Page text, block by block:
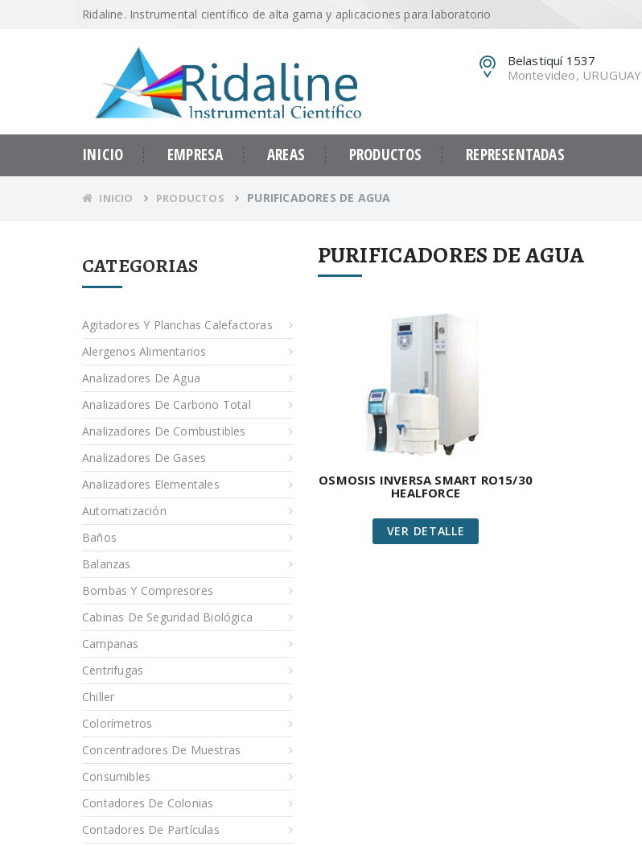
Ridaline. Instrumental científico de alta gama y aplicaciones para laboratorio
Belastiquí 1537
Montevideo, URUGUAY
INICIO EMPRESA AREAS PRODUCTOS REPRESENTADAS
INICIO PRODUCTOS PURIFICADORES DE AGUA
CATEGORIAS
Agitadores Y Planchas Calefactoras
Alergenos Alimentarios
Analizadores De Agua
Analizadores De Carbono Total
Analizadores De Combustibles
Analizadores De Gases
Analizadores Elementales
Automatización
Baños
Balanzas
Bombas Y Compresores
Cabinas De Seguridad Biológica
Campanas
Centrifugas
Chiller
Colorímetros
Concentradores De Muestras
Consumibles
Contadores De Colonias
Contadores De Partículas
PURIFICADORES DE AGUA
OSMOSIS INVERSA SMART RO15/30
HEALFORCE
VER DETALLE